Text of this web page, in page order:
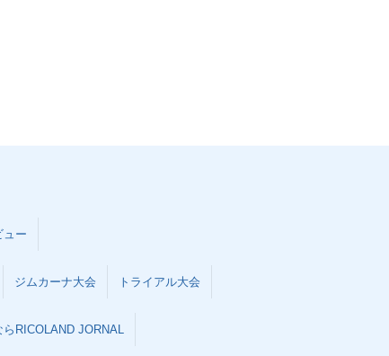
ュー
ジムカーナ大会 トライアル大会
RICOLAND JORNAL